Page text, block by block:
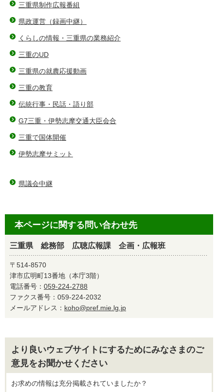
三重県制作広報番組
県政運営（録画中継）
くらしの情報・三重県の業務紹介
三重のUD
三重県の就農応援動画
三重の教育
伝統行事・民話・語り部
G7三重・伊勢志摩交通大臣会合
三重で国体開催
伊勢志摩サミット
県議会中継
本ページに関する問い合わせ先
三重県 総務部 広聴広報課 企画・広報班
〒514-8570
津市広明町13番地（本庁3階）
電話番号： 059-224-2788
ファクス番号：059-224-2032
メールアドレス： koho@pref.mie.lg.jp
より良いウェブサイトにするためにみなさまのご
意見をお聞かせください
お求めの情報は充分掲載されていましたか？